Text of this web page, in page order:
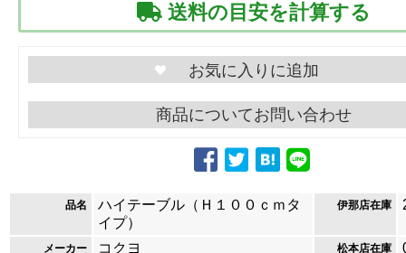
送料の目安を計算する
商品についてお問い合わせ
品名
ハイテーブル（Ｈ１００ｃｍタ
イプ）
伊那店在庫
メーカー コクヨ 松本店在庫